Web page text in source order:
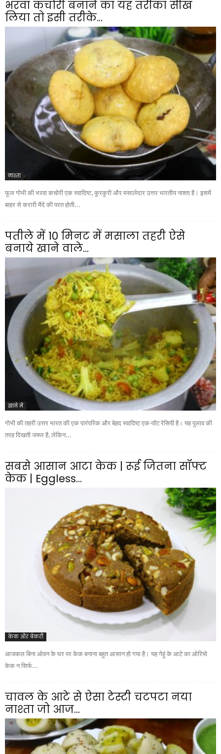
भरवा कचोरी बनाने का यह तरीका सीख
लिया तो इसी तरीके...
नाश्ता
फूल गोभी की भरवा कचोरी एक स्वादिष्ट, कुरकुरी और मसालेदार उत्तर भारतीय नाश्ता है। इसमें
बाहर से करारी मैदे की परत होती...
पतीले में 10 मिनट में मसाला तहरी ऐसे
बनाये खाने वाले...
खाने में
गोभी की तहरी उत्तर भारत की एक पारंपरिक और बेहद स्वादिष्ट एक-पॉट रेसिपी है। यह पुलाव की
तरह दिखती जरूर है, लेकिन...
सबसे आसान आटा केक | रूई जितना सॉफ्ट
केक | Eggless...
केक और बेकरी
आजकल बिना ओवन के घर पर केक बनाना बहुत आसान हो गया है। यह गेहूं के आटे का ओरियो
केक न सिर्फ...
चावल के आटे से ऐसा टेस्टी चटपटा नया
नाश्ता जो आज...